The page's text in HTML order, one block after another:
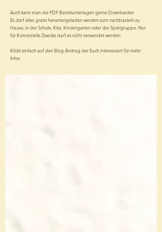
Auch kann man die PDF Bastelunterlagen gerne Downloaden
Es darf alles gratis heruntergeladen werden zum nachbasteln zu
Hause, in der Schule, Kita, Kindergarten oder der Spielgruppe. Nur
für Komerzielle Zwecke darf es nicht verwendet werden.
Klickt einfach auf den Blog-Beitrag der Euch interessiert für mehr
Infos: